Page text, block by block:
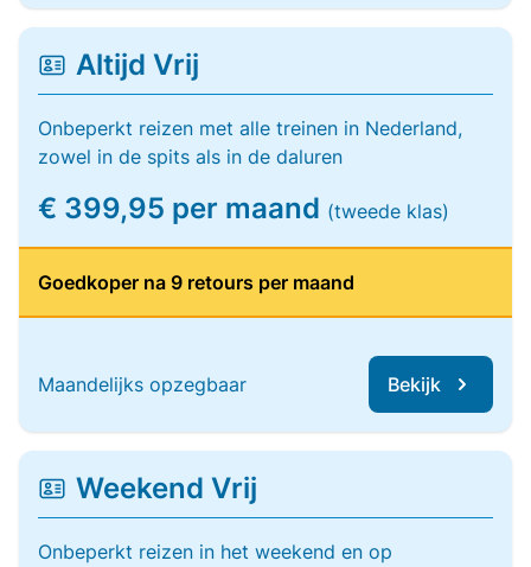
Altijd Vrij
Onbeperkt reizen met alle treinen in Nederland,
zowel in de spits als in de daluren
€ 399,95 per maand (tweede klas)
Goedkoper na 9 retours per maand
Maandelijks opzegbaar Bekijk
Weekend Vrij
Onbeperkt reizen in het weekend en op